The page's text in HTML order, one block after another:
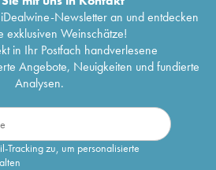
Newsletter an und entdecken
exklusiven Weinschätze!
in Ihr Postfach handverlesene
Angebote, Neuigkeiten und fundierte
Analysen.
Tracking zu, um personalisierte